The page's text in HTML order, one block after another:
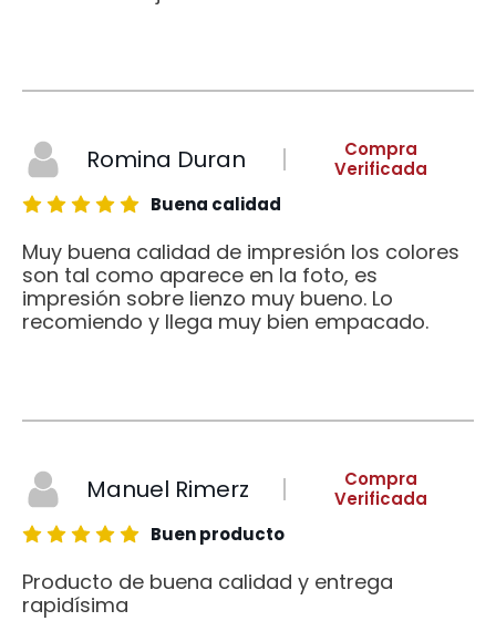
Romina Duran
Compra
Verificada
Buena calidad
Muy buena calidad de impresión los colores
son tal como aparece en la foto, es
impresión sobre lienzo muy bueno. Lo
recomiendo y llega muy bien empacado.
Manuel Rimerz
Compra
Verificada
Buen producto
Producto de buena calidad y entrega
rapidísima